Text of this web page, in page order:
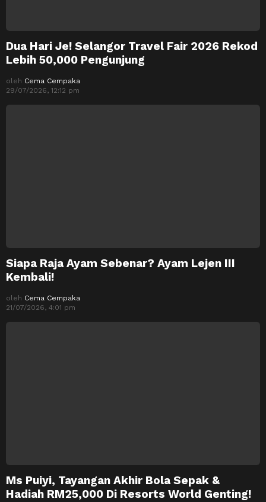
Dua Hari Je! Selangor Travel Fair 2026 Rekod
Lebih 50,000 Pengunjung
oleh Cema Cempaka
29/07/2026, 12:12 pm
Siapa Raja Ayam Sebenar? Ayam Lejen III
Kembali!
oleh Cema Cempaka
21/07/2026, 4:01 pm
Ms Puiyi, Tayangan Akhir Bola Sepak &
Hadiah RM25,000 Di Resorts World Genting!